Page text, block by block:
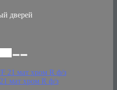
дверей
мат хром R ф/з